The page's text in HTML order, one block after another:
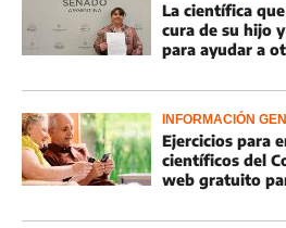
La científica
cura de su hijo
para ayudar a
INFORMACIÓN
Ejercicios para
científicos del
web gratuito